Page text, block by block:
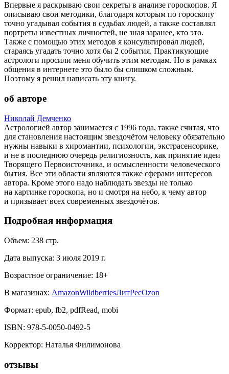
Впервые я раскрываю свои секреты в анализе гороскопов. Я
описываю свои методики, благодаря которым по гороскопу
точно угадывал события в судьбах людей, а также составлял
портреты известных личностей, не зная заранее, кто это.
Также с помощью этих методов я консультировал людей,
стараясь угадать точно хотя бы 2 события. Практикующие
астрологи просили меня обучить этим методам. Но в рамках
общения в интернете это было бы слишком сложным.
Поэтому я решил написать эту книгу.
об авторе
Николай Демченко
Астрологией автор занимается с 1996 года, также считая, что
для становления настоящим звездочётом человеку обязательно
нужны навыки в хиромантии, психологии, экстрасенсорике,
и не в последнюю очередь религиозность, как принятие идеи
Творящего Первоисточника, и осмысленности человеческого
бытия. Все эти области являются также сферами интересов
автора. Кроме этого надо наблюдать звезды не только
на картинке гороскопа, но и смотря на небо, к чему автор
и призывает всех современных звездочётов.
Подробная информация
Объем: 238 стр.
Дата выпуска: 3 июля 2019 г.
Возрастное ограничение: 18+
В магазинах: AmazonWildberriesЛитРесOzon
Формат: epub, fb2, pdfRead, mobi
ISBN: 978-5-0050-0492-5
Корректор: Наталья Филимонова
отзывы